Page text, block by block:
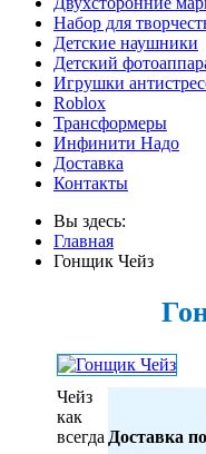
Набор для
Детские наушники
Детский
Игрушки
Roblox
Трансформеры
Инфинити Надо
Доставка
Контакты
Вы здесь:
Главная
Гонщик Чейз
Доставка
Чейз
как
всегда